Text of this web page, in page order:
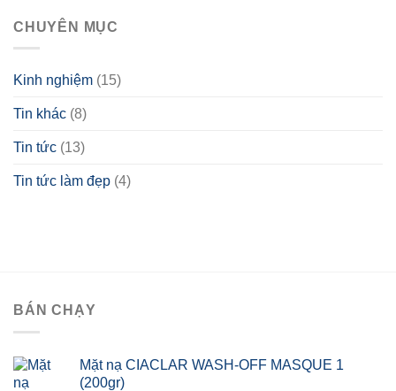
CHUYÊN MỤC
Kinh nghiệm (15)
Tin khác (8)
Tin tức (13)
Tin tức làm đẹp (4)
BÁN CHẠY
Mặt nạ CIACLAR WASH-OFF MASQUE 1
(200gr)